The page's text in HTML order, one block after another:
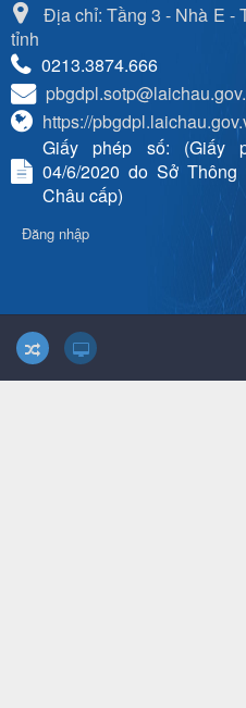
Địa chỉ: Tầng 3 - Nhà E -
tỉnh
0213.3874.666
https://
Giấy phép số: (Giấy
04/6/2020 do Sở
Châu cấp)
Đăng nhập